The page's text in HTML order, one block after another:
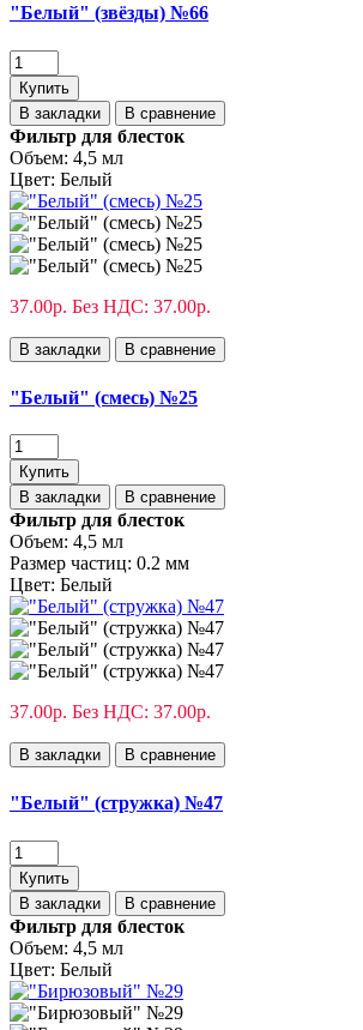
"Белый" (звёзды) №66
Купить
В закладки
В сравнение
Фильтр для блесток
Объем: 4,5 мл
Цвет: Белый
37.00р. Без НДС: 37.00р.
В закладки В сравнение
"Белый" (смесь) №25
Купить
В закладки
В сравнение
Фильтр для блесток
Объем: 4,5 мл
Размер частиц: 0.2 мм
Цвет: Белый
37.00р. Без НДС: 37.00р.
В закладки В сравнение
"Белый" (стружка) №47
Купить
В закладки
В сравнение
Фильтр для блесток
Объем: 4,5 мл
Цвет: Белый